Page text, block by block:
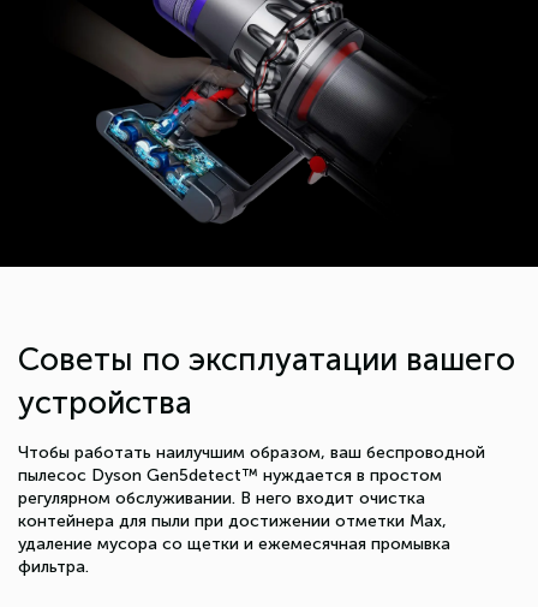
Советы по эксплуатации вашего
устройства
Чтобы работать наилучшим образом, ваш беспроводной
пылесос Dyson Gen5detect™ нуждается в простом
регулярном обслуживании. В него входит очистка
контейнера для пыли при достижении отметки Max,
удаление мусора со щетки и ежемесячная промывка
фильтра.